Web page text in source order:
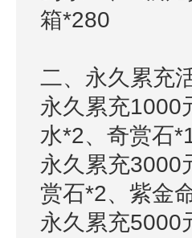
箱*280
二、永久累充
永久累充1000
水*2、奇赏石
永久累充3000
赏石*2、紫金
永久累充5000